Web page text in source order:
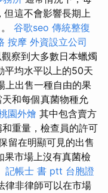
但這不會影響長期上
谷歌seo 傳統整復
按摩 外資設立公司
察到大多數日本蠟燭
平均水平以上的50天
上出售一種自由的果
和每個真菌物種允
園外燴 其中包含賣方
重量，檢查員的許可
留在明顯可見的出售
果市場上沒有真菌檢
記帳士 書 ptt 台胞證
律非律師可以在市場